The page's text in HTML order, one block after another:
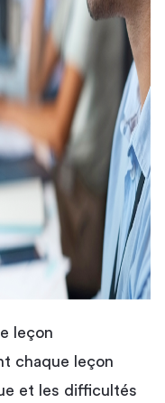
leçon
chaque leçon
et les difficultés